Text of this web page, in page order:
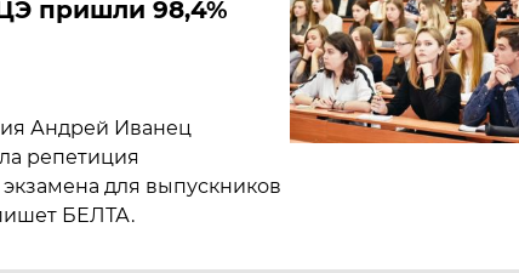
пришли 98,4%
Андрей Иванец
репетиция
для выпускников
БЕЛТА.